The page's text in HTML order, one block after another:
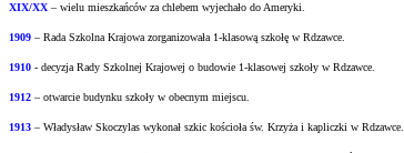
XIX/XX – wielu mieszkańców za chlebem wyjechało do Ameryki.
1909 – Rada Szkolna Krajowa zorganizowała 1-klasową szkołę w Rdzawce.
1910 - decyzja Rady Szkolnej Krajowej o budowie 1-klasowej szkoły w Rdzawce.
1912 – otwarcie budynku szkoły w obecnym miejscu.
1913 – Władysław Skoczylas wykonał szkic kościoła św. Krzyża i kapliczki w Rdzawce.